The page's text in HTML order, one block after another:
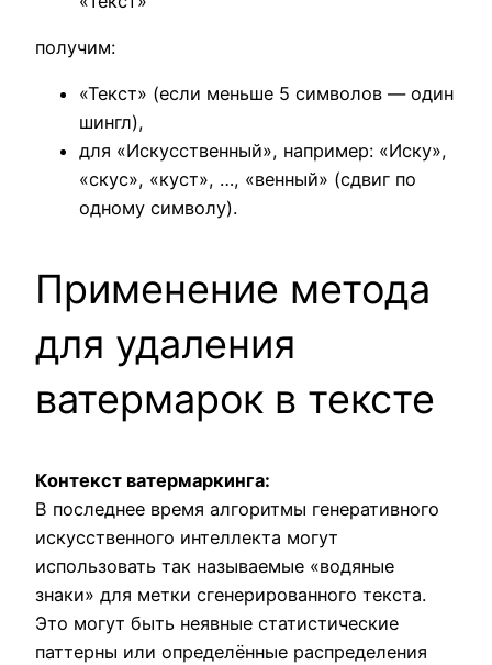
получим:
«Текст» (если меньше 5 символов — один
шингл),
для «Искусственный», например: «Иску»,
«скус», «куст», …, «венный» (сдвиг по
одному символу).
Применение метода
для удаления
ватермарок в тексте
Контекст ватермаркинга:
В последнее время алгоритмы генеративного
искусственного интеллекта могут
использовать так называемые «водяные
знаки» для метки сгенерированного текста.
Это могут быть неявные статистические
паттерны или определённые распределения